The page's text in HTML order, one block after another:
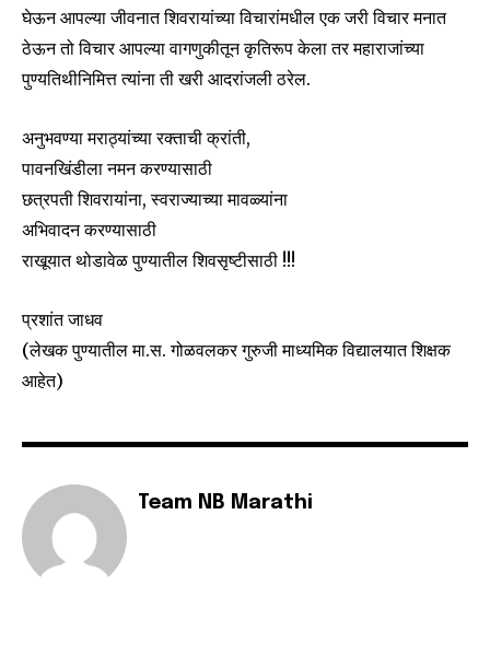
घेऊन आपल्या जीवनात शिवरायांच्या विचारांमधील एक जरी विचार मनात
ठेऊन तो विचार आपल्या वागणुकीतून कृतिरूप केला तर महाराजांच्या
पुण्यतिथीनिमित्त त्यांना ती खरी आदरांजली ठरेल.
अनुभवण्या मराठ्यांच्या रक्ताची क्रांती,
पावनखिंडीला नमन करण्यासाठी
छत्रपती शिवरायांना, स्वराज्याच्या मावळ्यांना
अभिवादन करण्यासाठी
राखूयात थोडावेळ पुण्यातील शिवसृष्टीसाठी !!!
प्रशांत जाधव
(लेखक पुण्यातील मा.स. गोळवलकर गुरुजी माध्यमिक विद्यालयात शिक्षक
आहेत)
Team NB Marathi